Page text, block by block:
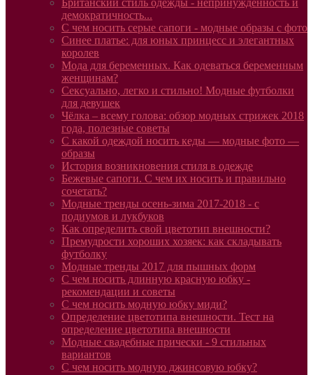
демократичность...
С чем носить серые сапоги - модные образы с фото
Синее платье: для юных принцесс и элегантных
королев
Мода для беременных. Как одеваться беременным
женщинам?
Сексуально, легко и стильно! Модные футболки
для девушек
Чёлка – всему голова: обзор модных стрижек 2018
года, полезные советы
С какой одеждой носить кеды — модные фото —
образы
История возникновения стиля в одежде
Бежевые сапоги. С чем их носить и правильно
сочетать?
Модные тренды осень-зима 2017-2018 - с
подиумов и лукбуков
Как определить свой цветотип внешности?
Премудрости хороших хозяек: как складывать
футболку
Модные тренды 2017 для пышных форм
С чем носить длинную красную юбку -
рекомендации и советы
С чем носить модную юбку миди?
Определение цветотипа внешности. Тест на
определение цветотипа внешности
Модные свадебные прически - 9 стильных
вариантов
С чем носить модную джинсовую юбку?